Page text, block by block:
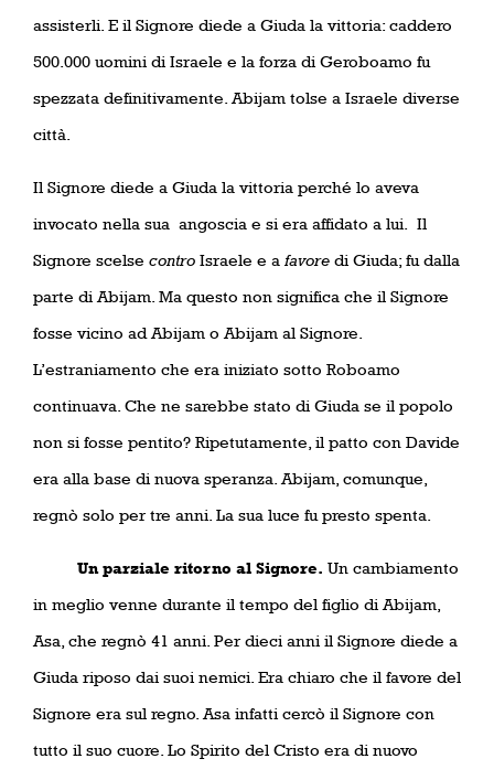
assisterli. E il Signore diede a Giuda la vittoria: caddero
500.000 uomini di Israele e la forza di Geroboamo fu
spezzata definitivamente. Abijam tolse a Israele diverse
città.
Il Signore diede a Giuda la vittoria perché lo aveva
invocato nella sua angoscia e si era affidato a lui.
Il
Signore scelse contro Israele e a favore di Giuda; fu dalla
parte di Abijam. Ma questo non significa che il Signore
fosse vicino ad Abijam o Abijam al Signore.
L’estraniamento che era iniziato sotto Roboamo
continuava. Che ne sarebbe stato di Giuda se il popolo
non si fosse pentito? Ripetutamente, il patto con Davide
era alla base di nuova speranza. Abijam, comunque,
regnò solo per tre anni. La sua luce fu presto spenta.
Un parziale ritorno al Signore. Un cambiamento
in meglio venne durante il tempo del figlio di Abijam,
Asa, che regnò 41 anni. Per dieci anni il Signore diede a
Giuda riposo dai suoi nemici. Era chiaro che il favore del
Signore era sul regno. Asa infatti cercò il Signore con
tutto il suo cuore. Lo Spirito del Cristo era di nuovo